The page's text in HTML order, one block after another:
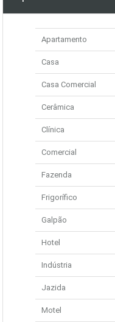
Apartamento
Casa
Casa Comercial
Cerâmica
Clínica
Comercial
Fazenda
Frigorífico
Galpão
Hotel
Indústria
Jazida
Motel